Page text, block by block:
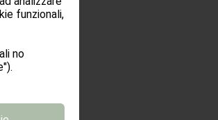
funzionali,
no